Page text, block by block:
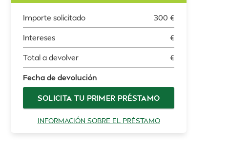
Importe solicitado 300 €
Intereses €
Total a devolver €
Fecha de devolución
SOLICITA TU PRIMER PRÉSTAMO
INFORMACIÓN SOBRE EL PRÉSTAMO